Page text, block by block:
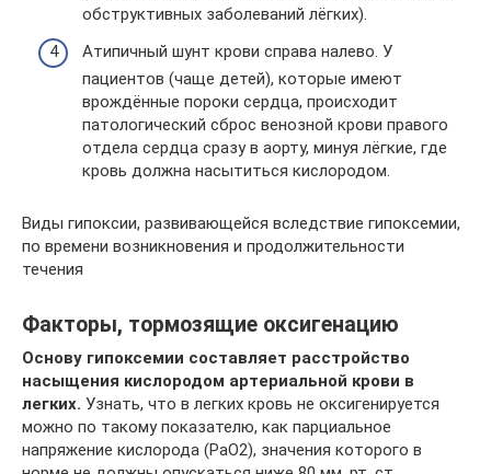
обструктивных заболеваний лёгких).
Атипичный шунт крови справа налево. У
пациентов (чаще детей), которые имеют
врождённые пороки сердца, происходит
патологический сброс венозной крови правого
отдела сердца сразу в аорту, минуя лёгкие, где
кровь должна насытиться кислородом.
Виды гипоксии, развивающейся вследствие гипоксемии,
по времени возникновения и продолжительности
течения
Факторы, тормозящие оксигенацию
Основу гипоксемии составляет расстройство
насыщения кислородом артериальной крови в
легких. Узнать, что в легких кровь не оксигенируется
можно по такому показателю, как парциальное
напряжение кислорода (РаО2), значения которого в